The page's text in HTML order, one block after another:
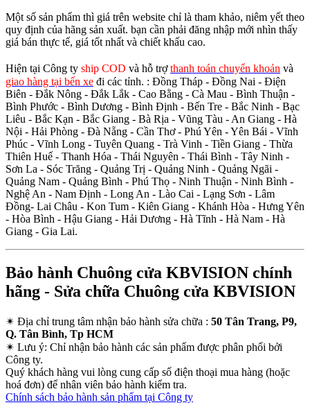
Một số sản phẩm thì giá trên website chỉ là tham khảo, niêm yết theo
quy định của hãng sản xuất. bạn cần phải đăng nhập mới nhìn thấy
giá bán thực tế, giá tốt nhất và chiết khấu cao.
Hiện tại Công ty ship COD và hỗ trợthanh toán chuyển khoản và
giao hàng tại bến xe đi các tỉnh. : Đồng Tháp - Đồng Nai - Điện
Biên - Đắk Nông - Đắk Lắk - Cao Bằng - Cà Mau - Bình Thuận -
Bình Phước - Bình Dương - Bình Định - Bến Tre - Bắc Ninh - Bạc
Liêu - Bắc Kạn - Bắc Giang - Bà Rịa - Vũng Tàu - An Giang - Hà
Nội - Hải Phòng - Đà Nẵng - Cần Thơ - Phú Yên - Yên Bái - Vĩnh
Phúc - Vĩnh Long - Tuyên Quang - Trà Vinh - Tiền Giang - Thừa
Thiên Huế - Thanh Hóa - Thái Nguyên - Thái Bình - Tây Ninh -
Sơn La - Sóc Trăng - Quảng Trị - Quảng Ninh - Quảng Ngãi -
Quảng Nam - Quảng Bình - Phú Thọ - Ninh Thuận - Ninh Bình -
Nghệ An - Nam Định - Long An - Lào Cai - Lạng Sơn - Lâm
Đồng- Lai Châu - Kon Tum - Kiên Giang - Khánh Hòa - Hưng Yên
- Hòa Bình - Hậu Giang - Hải Dương - Hà Tĩnh - Hà Nam - Hà
Giang - Gia Lai.
Bảo hành Chuông cửa KBVISION chính
hãng - Sửa chữa Chuông cửa KBVISION
✴ Địa chỉ trung tâm nhận bảo hành sửa chữa : 50 Tân Trang, P9,
Q. Tân Bình, Tp HCM
✴ Lưu ý: Chỉ nhận bảo hành các sản phẩm được phân phối bởi
Công ty.
Quý khách hàng vui lòng cung cấp số điện thoại mua hàng (hoặc
hoá đơn) để nhân viên bảo hành kiểm tra.
Chính sách bảo hành sản phẩm tại Công ty